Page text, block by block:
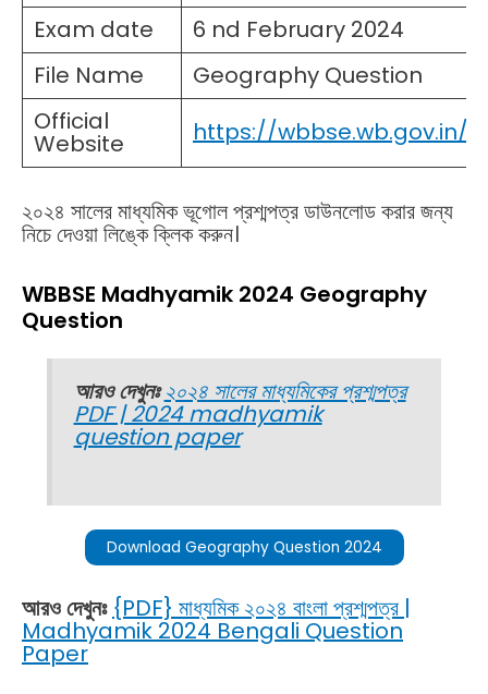
Exam date
6 nd February 2024
File Name
Geography Question
Official
Website https://wbbse.wb.gov.in/
২০২৪ সালের মাধ্যমিক ভূগোল প্রশ্মপত্র ডাউনলোড করার জন্য
নিচে দেওয়া লিঙ্কে ক্লিক করুন।
WBBSE Madhyamik 2024 Geography
Question
আরও দেখুনঃ ২০২৪ সালের মাধ্যমিকের প্রশ্মপত্র
PDF | 2024 madhyamik
question paper
Download Geography Question 2024
আরও দেখুনঃ {PDF} মাধ্যমিক ২০২৪ বাংলা প্রশ্মপত্র |
Madhyamik 2024 Bengali Question
Paper